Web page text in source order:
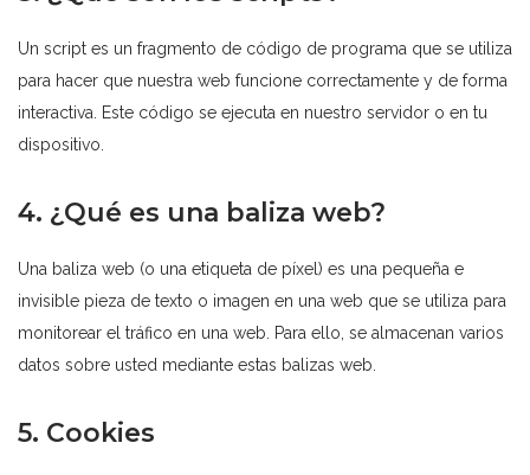
Un script es un fragmento de código de programa que se utiliza
para hacer que nuestra web funcione correctamente y de forma
interactiva. Este código se ejecuta en nuestro servidor o en tu
dispositivo.
4. ¿Qué es una baliza web?
Una baliza web (o una etiqueta de píxel) es una pequeña e
invisible pieza de texto o imagen en una web que se utiliza para
monitorear el tráfico en una web. Para ello, se almacenan varios
datos sobre usted mediante estas balizas web.
5. Cookies